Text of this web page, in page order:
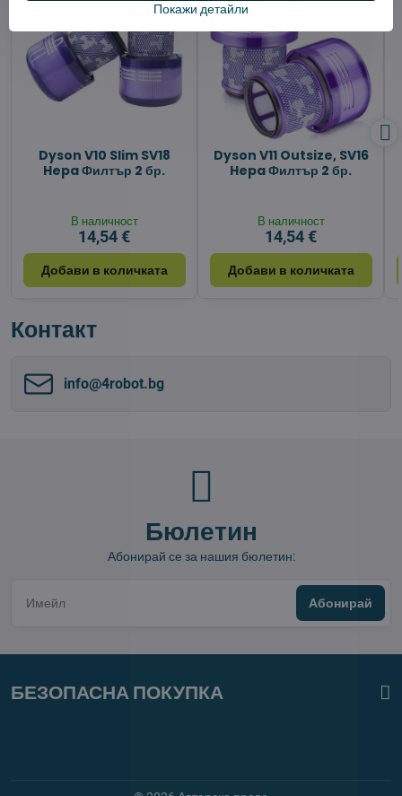
Dyson V10 Slim SV18
Hepa Филтър 2 бр.
В наличност
14,54 €
Добави в количката
Dyson V11 Outsize, SV16
Hepa Филтър 2 бр.
В наличност
14,54 €
Добави в количката
Контакт
info​@4robot​.bg
Бюлетин
Абонирай се за нашия бюлетин:
Абонирай
БЕЗОПАСНА ПОКУПКА
Покажи детайли